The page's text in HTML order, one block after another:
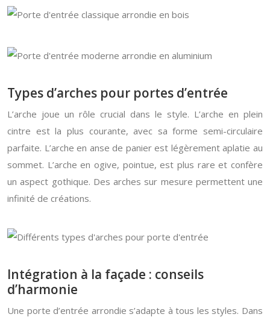
Types d’arches pour portes d’entrée
L’arche joue un rôle crucial dans le style. L’arche en plein
cintre est la plus courante, avec sa forme semi-circulaire
parfaite. L’arche en anse de panier est légèrement aplatie au
sommet. L’arche en ogive, pointue, est plus rare et confère
un aspect gothique. Des arches sur mesure permettent une
infinité de créations.
Intégration à la façade : conseils
d’harmonie
Une porte d’entrée arrondie s’adapte à tous les styles. Dans